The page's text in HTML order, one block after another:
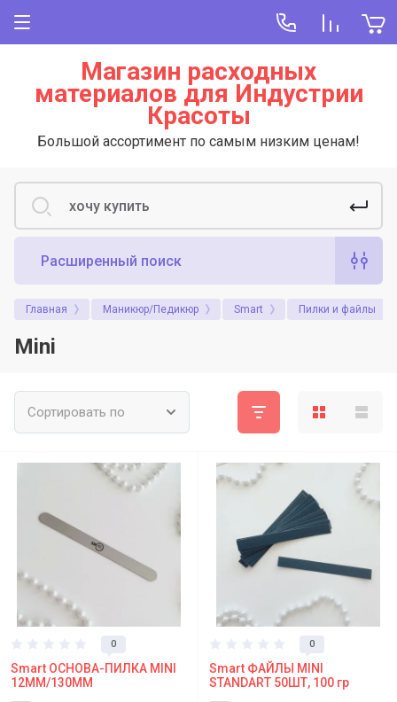
Магазин расходных
материалов для Индустрии
Красоты
Большой ассортимент по самым низким ценам!
Расширенный поиск
Главная Маникюр/Педикюр Smart Пилки и файлы
Mini
Сортировать по
0
Smart ОСНОВА-ПИЛКА MINI
12ММ/130ММ
0
Smart ФАЙЛЫ MINI
STANDART 50ШТ, 100 гр